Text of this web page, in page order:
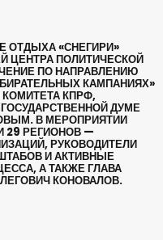
ОТДЫХА «СНЕГИРИ»
ЦЕНТРА ПОЛИТИЧЕСКОЙ
ПО НАПРАВЛЕНИЮ
КАМПАНИЯХ»
КПРФ,
ДУМЕ
В МЕРОПРИЯТИИ
29 РЕГИОНОВ —
РУКОВОДИТЕЛИ
И АКТИВНЫЕ
А ТАКЖЕ ГЛАВА
КОНОВАЛОВ.